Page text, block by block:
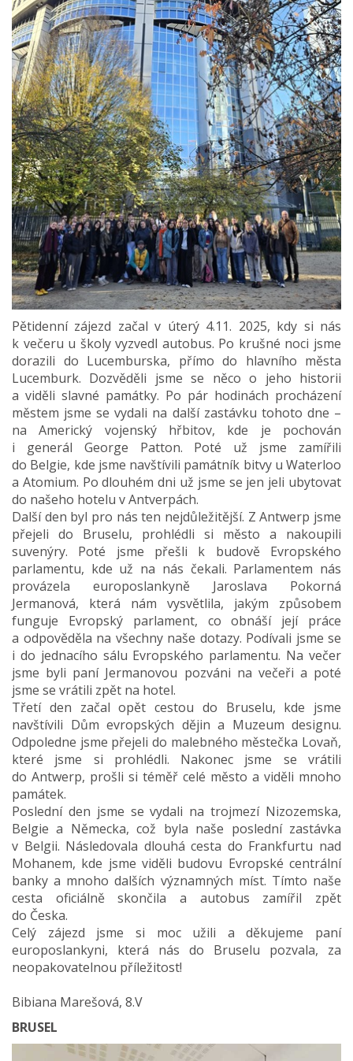
Pětidenní zájezd začal v úterý 4.11. 2025, kdy si nás
k večeru u školy vyzvedl autobus. Po krušné noci jsme
dorazili do Lucemburska, přímo do hlavního města
Lucemburk. Dozvěděli jsme se něco o jeho historii
a viděli slavné památky. Po pár hodinách procházení
městem jsme se vydali na další zastávku tohoto dne –
na Americký vojenský hřbitov, kde je pochován
i generál George Patton. Poté už jsme zamířili
do Belgie, kde jsme navštívili památník bitvy u Waterloo
a Atomium. Po dlouhém dni už jsme se jen jeli ubytovat
do našeho hotelu v Antverpách.
Další den byl pro nás ten nejdůležitější. Z Antwerp jsme
přejeli do Bruselu, prohlédli si město a nakoupili
suvenýry. Poté jsme přešli k budově Evropského
parlamentu, kde už na nás čekali. Parlamentem nás
provázela europoslankyně Jaroslava Pokorná
Jermanová, která nám vysvětlila, jakým způsobem
funguje Evropský parlament, co obnáší její práce
a odpověděla na všechny naše dotazy. Podívali jsme se
i do jednacího sálu Evropského parlamentu. Na večer
jsme byli paní Jermanovou pozváni na večeři a poté
jsme se vrátili zpět na hotel.
Třetí den začal opět cestou do Bruselu, kde jsme
navštívili Dům evropských dějin a Muzeum designu.
Odpoledne jsme přejeli do malebného městečka Lovaň,
které jsme si prohlédli. Nakonec jsme se vrátili
do Antwerp, prošli si téměř celé město a viděli mnoho
památek.
Poslední den jsme se vydali na trojmezí Nizozemska,
Belgie a Německa, což byla naše poslední zastávka
v Belgii. Následovala dlouhá cesta do Frankfurtu nad
Mohanem, kde jsme viděli budovu Evropské centrální
banky a mnoho dalších významných míst. Tímto naše
cesta oficiálně skončila a autobus zamířil zpět
do Česka.
Celý zájezd jsme si moc užili a děkujeme paní
europoslankyni, která nás do Bruselu pozvala, za
neopakovatelnou příležitost!
Bibiana Marešová, 8.V
BRUSEL